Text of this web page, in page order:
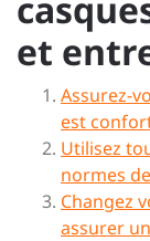
et
Assurez-
est
Utilisez
normes
Changez
assurer